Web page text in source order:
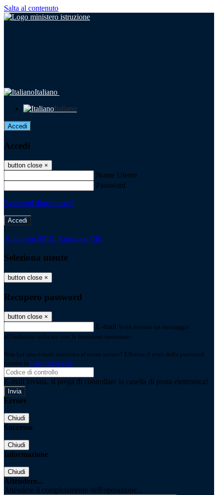
Salta al contenuto
Italiano
Italiano
Accedi
Accedi
button close ×
Nome Utente
Password
Password dimenticata?
-
Entra con SPID Entra con CIE
Seleziona utente
button close ×
Recupero password
button close ×
E-mail Verrà inviato un messaggio
all'indirizzo indicato con le istruzioni necessarie.
Non hai una e-mail associata al nome utente? Effettua il reset della password
tramite la Login Spaggiari
E-mail inviata, si prega di controllare la casella di posta elettronica!
Errore
Chiudi
Successo
Chiudi
Informazione
Chiudi
Attendere...
Attendere il completamento dell'operazione...